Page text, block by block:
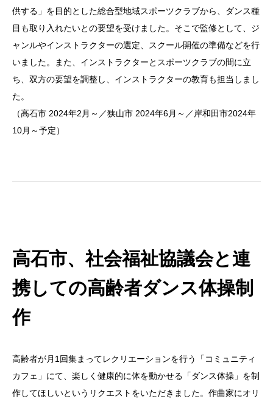
供する」を目的とした総合型地域スポーツクラブから、ダンス種
目も取り入れたいとの要望を受けました。そこで監修として、ジ
ャンルやインストラクターの選定、スクール開催の準備などを行
いました。また、インストラクターとスポーツクラブの間に立
ち、双方の要望を調整し、インストラクターの教育も担当しまし
た。
（高石市 2024年2月～／狭山市 2024年6月～／岸和田市2024年
10月～予定）
高石市、社会福祉協議会と連
携しての高齢者ダンス体操制
作
高齢者が月1回集まってレクリエーションを行う「コミュニティ
カフェ」にて、楽しく健康的に体を動かせる「ダンス体操」を制
作してほしいというリクエストをいただきました。作曲家にオリ